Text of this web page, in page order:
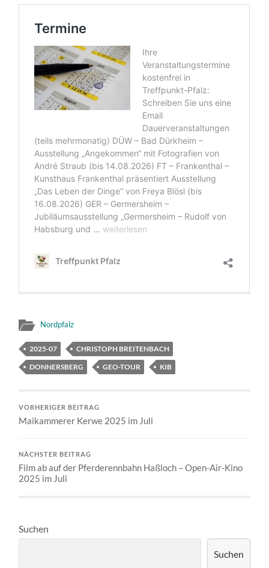
Nordpfalz
2025-07
CHRISTOPH BREITENBACH
DONNERSBERG
GEO-TOUR KIB
VORHERIGER BEITRAG
Maikammerer Kerwe 2025 im Juli
NÄCHSTER BEITRAG
Film ab auf der Pferderennbahn Haßloch – Open-Air-Kino
2025 im Juli
Suchen
Suchen